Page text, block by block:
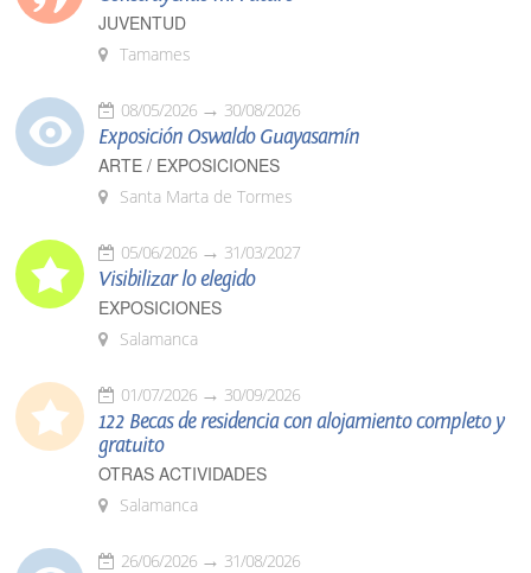
JUVENTUD
Tamames
08/05/2026 30/08/2026
Exposición Oswaldo Guayasamín
ARTE / EXPOSICIONES
Santa Marta de Tormes
05/06/2026 31/03/2027
Visibilizar lo elegido
EXPOSICIONES
Salamanca
01/07/2026 30/09/2026
122 Becas de residencia con alojamiento completo y
gratuito
OTRAS ACTIVIDADES
Salamanca
26/06/2026 31/08/2026